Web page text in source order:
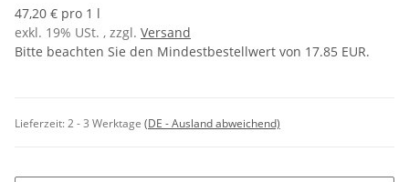
47,20 € pro 1 l
exkl. 19% USt. , zzgl. Versand
Bitte beachten Sie den Mindestbestellwert von 17.85 EUR.
Lieferzeit:2 - 3 Werktage (DE - Ausland abweichend)